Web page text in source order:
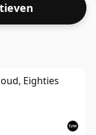
Eighties